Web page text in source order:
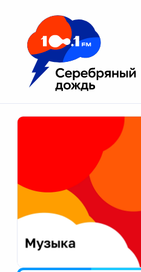
Москва 100.1 FM
Апатиты
Екатеринбург
Калининград
Калуга